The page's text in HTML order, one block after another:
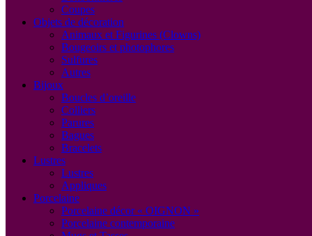
Coupes
Objets de décoration
Animaux et Figurines (Clowns)
Bougeoirs et photophores
Sulfures
Autres
Bijoux
Boucles d’oreille
Colliers
Parures
Bagues
Bracelets
Lustres
Lustres
Appliques
Porcelaine
Porcelaine décor « OIGNON »
Porcelaine contemporaine